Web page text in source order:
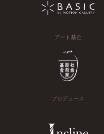
アート基金
プロデュース